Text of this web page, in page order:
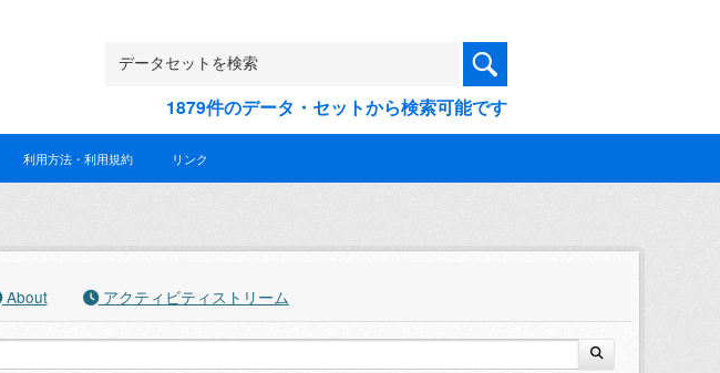
1879件のデータ・セットから検索可能です
利用方法・利用規約 リンク
About アクティビティストリーム